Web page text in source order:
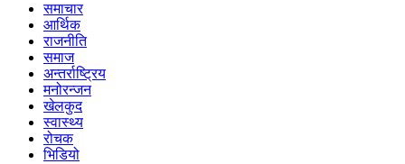
समाचार
आर्थिक
राजनीति
समाज
अन्तर्राष्ट्रिय
मनोरन्जन
खेलकुद
स्वास्थ्य
रोचक
भिडियो